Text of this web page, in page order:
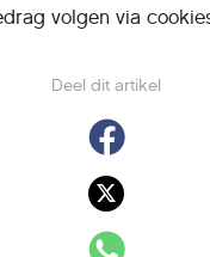
Deel dit artikel
volgen via